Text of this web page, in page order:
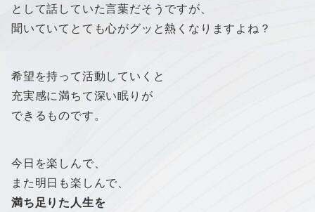
として話していた言葉だそうですが、
聞いていてとても心がグッと熱くなりますよね？
希望を持って活動していくと
充実感に満ちて深い眠りが
できるものです。
今日を楽しんで、
また明日も楽しんで、
満ち足りた人生を